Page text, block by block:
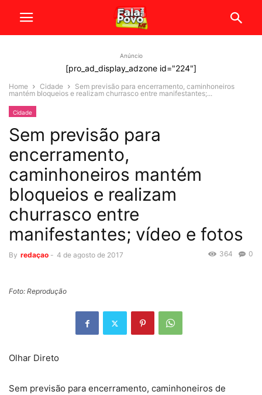
Anúncio
[pro_ad_display_adzone id="224"]
Home Cidade
Sem previsão para encerramento, caminhoneiros
mantém bloqueios e realizam churrasco entre manifestantes;...
Cidade
Sem previsão para
encerramento,
caminhoneiros mantém
bloqueios e realizam
churrasco entre
manifestantes; vídeo e fotos
By redaçao - 4 de agosto de 2017 0
364
Foto: Reprodução
Olhar Direto
Sem previsão para encerramento, caminhoneiros de